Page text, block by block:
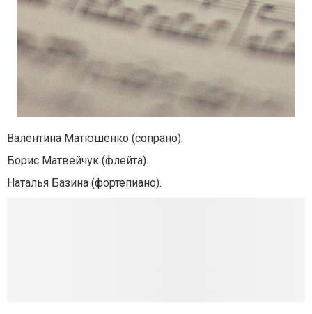
Валентина Матюшенко (сопрано).
Борис Матвейчук (флейта).
Наталья Базина (фортепиано).